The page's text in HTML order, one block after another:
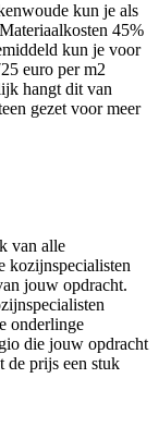
kun je als
45%
kun je voor
euro per m2
hangt dit van
gezet voor meer
van alle
kozijnspecialisten
jouw opdracht.
onderlinge
die jouw opdracht
de prijs een stuk